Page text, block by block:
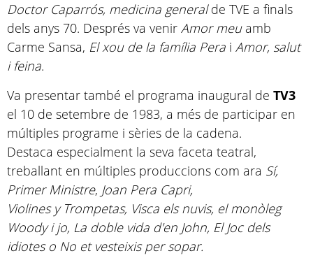
Doctor Caparrós, medicina generalde TVE a finals
dels anys 70. Després va venir Amor meuamb
Carme Sansa, El xou de la família Pera i Amor, salut
i feina.
Va presentar també el programa inaugural de TV3
el 10 de setembre de 1983, a més de participar en
múltiples programe i sèries de la cadena.
Destaca especialment la seva faceta teatral,
treballant en múltiples produccions com ara Sí,
Primer Ministre, Joan Pera Capri,
Violines y Trompetas, Visca els nuvis, el monòleg
Woody i jo, La doble vida d'en John, El Joc dels
idiotes o No et vesteixis per sopar.